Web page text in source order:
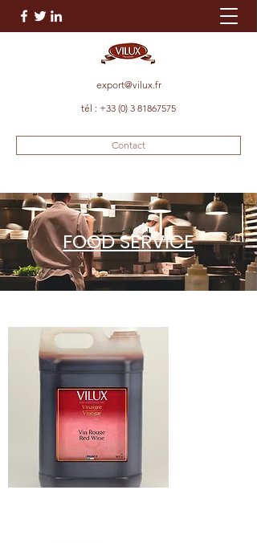
export@vilux.fr
tél : +33 (0) 3 81867575
Contact
FOOD SERVICE